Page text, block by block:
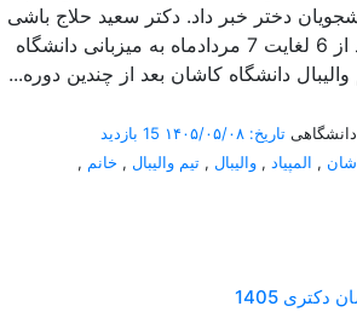
دختر خبر داد. دکتر سعید حلاج باشی
اظهار داشت: این رویداد از 6 لغایت 7 مردادماه به میزبانی دانشگاه
دانشگاه کاشان بعد از چندین دوره...
تاریخ: ۱۴۰۵/۰۵/۰۸
15 بازدید
, المپیاد , والیبال , تیم والیبال , خانم ,
1405